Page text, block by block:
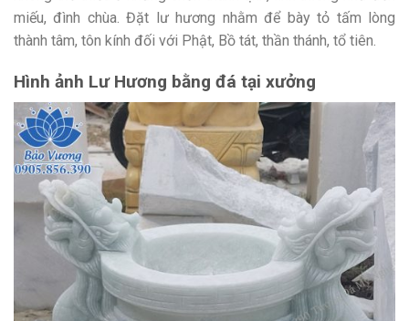
miếu, đình chùa. Đặt lư hương nhằm để bày tỏ tấm lòng
thành tâm, tôn kính đối với Phật, Bồ tát, thần thánh, tổ tiên.
Hình ảnh Lư Hương bằng đá tại xưởng